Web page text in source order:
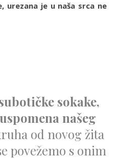
urezana je u naša srca ne
sokake,
našeg
od novog žita
povežemo s onim